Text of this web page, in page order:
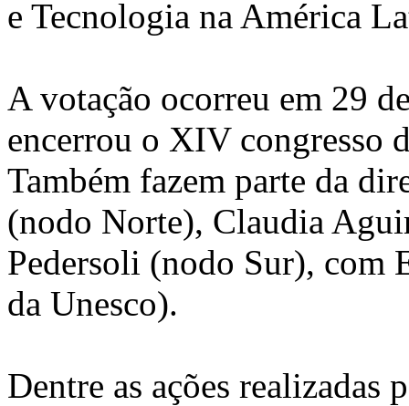
e Tecnologia na América
A votação ocorreu em 29
encerrou o XIV congresso
Também fazem parte da
(nodo Norte), Claudia
Pedersoli (nodo Sur), com
da Unesco).
Dentre as ações realizadas